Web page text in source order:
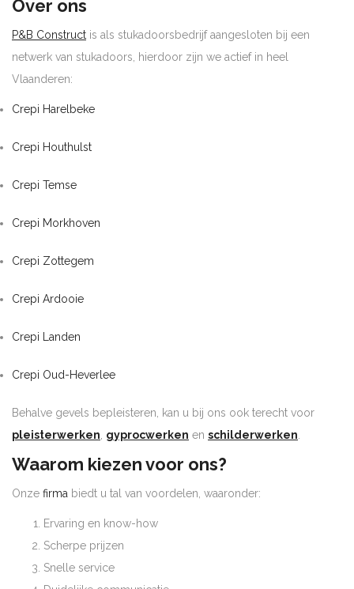
Over ons
P&B Construct is als stukadoorsbedrijf aangesloten bij een
netwerk van stukadoors, hierdoor zijn we actief in heel
Vlaanderen:
Crepi Harelbeke
Crepi Houthulst
Crepi Temse
Crepi Morkhoven
Crepi Zottegem
Crepi Ardooie
Crepi Landen
Crepi Oud-Heverlee
Behalve gevels bepleisteren, kan u bij ons ook terecht voor
pleisterwerken, gyprocwerken en schilderwerken.
Waarom kiezen voor ons?
Onze firma biedt u tal van voordelen, waaronder:
Ervaring en know-how
Scherpe prijzen
Snelle service